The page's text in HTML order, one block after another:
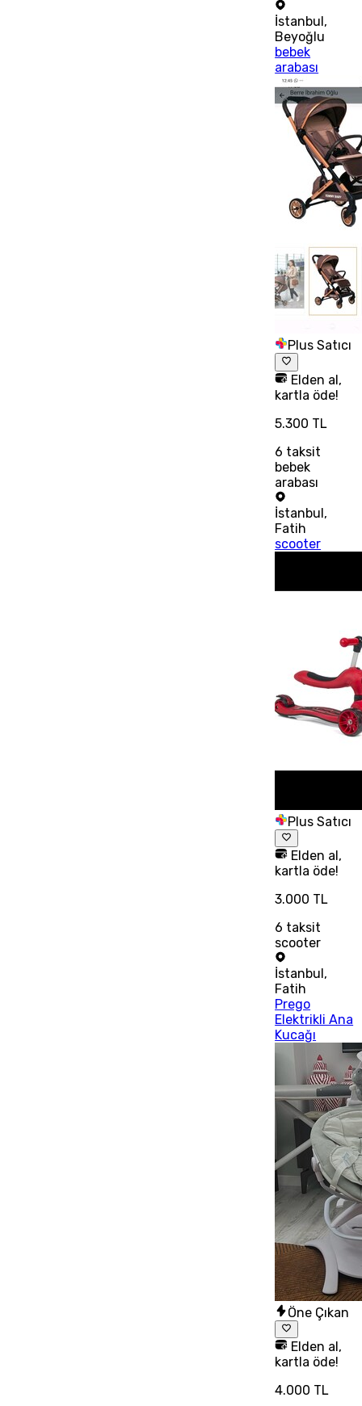
İstanbul ,
Beyoğlu
bebek
arabası
Plus Satıcı
Elden al,
kartla öde!
5.300 TL
6 taksit
bebek
arabası
İstanbul,
Fatih
scooter
Plus Satıcı
Elden al,
kartla öde!
3.000 TL
6 taksit
scooter
İstanbul,
Fatih
Prego
Elektrikli Ana
Kucağı
Öne Çıkan
Elden al,
kartla öde!
4.000 TL